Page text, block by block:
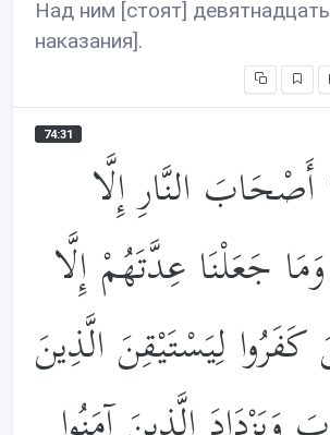
Над ним [стоят]
наказания].
74:31
النَّارِ إِلَّا
جَعَلْنَا عِدَّتَهُمْ إِلَّا
كَفَرُوا لِيَسْتَيْقِنَ الَّذِينَ